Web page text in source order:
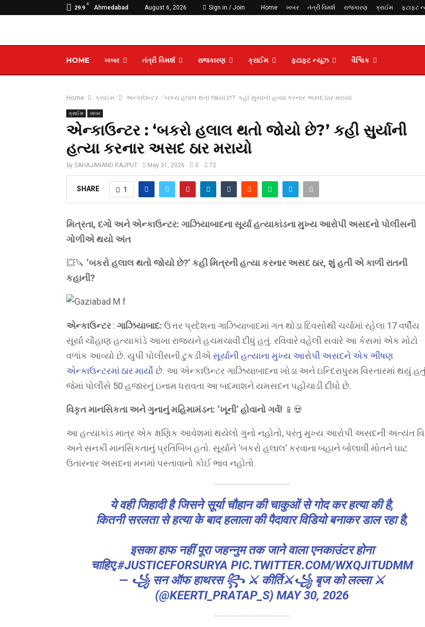
29.9
C
Ahmedabad August 6, 2026 Sign in / Join Home ખબર તંત્રી વિમર્શ રાજકારણ ક્રાઈમ ફટાફટ
HOME ખબર તંત્રી વિમર્શ રાજકારણ ક્રાઈમ ફટાફટ ન્યૂઝ વૈશ્વિક
Home ક્રાઈમ એન્કાઉન્ટર : ‘બકરો હલાલ થતો જોયો છે?’ કહી સુર્યાની હત્યા કરનાર અસદ ઠાર મરાયો
ક્રાઈમ ખબર
એન્કાઉન્ટર : ‘બકરો હલાલ થતો જોયો છે?’ કહી સુર્યાની
હત્યા કરનાર અસદ ઠાર મરાયો
by SAHAJANAND RAJPUT May 31, 2026 0 72
SHARE 1
મિત્રતા, દગો અને એન્કાઉન્ટર: ગાઝિયાબાદના સૂર્યા હત્યાકાંડના મુખ્ય આરોપી અસદનો પોલીસની
ગોળીએ થયો અંત
💥🔪 ‘બકરો હલાલ થતો જોયો છે?’ કહી મિત્રની હત્યા કરનાર અસદ ઠાર, શું હતી એ કાળી રાતની
કહાની?
એન્કાઉન્ટર: ગાઝિયાબાદ: ઉત્તર પ્રદેશના ગાઝિયાબાદમાં ગત થોડા દિવસોથી ચર્ચામાં રહેલા 17 વર્ષીય
સૂર્યા ચૌહાણ હત્યાકાંડે આખા રાજ્યને હચમચાવી દીધું હતું. રવિવારે વહેલી સવારે આ કેસમાં એક મોટો
વળાંક આવ્યો છે. યુપી પોલીસની ટુકડીએસૂર્યાની હત્યાના મુખ્ય આરોપી અસદને એક ભીષણ
એન્કાઉન્ટરમાં ઠાર માર્યોછે. આ એન્કાઉન્ટર ગાઝિયાબાદના ખોડા અને ઇન્દિરાપુરમ વિસ્તારમાં થયું
જેમાં પોલીસે 50 હજારનું ઇનામ ધરાવતા આ બદમાશને યમસદન પહોંચાડી દીધો છે.
વિકૃત માનસિકતા અને ગુનાનું મહિમામંડન: ‘ખૂની’ હોવાનો ગર્વ! 📱💀
આ હત્યાકાંડ માત્ર એક ક્ષણિક આવેશમાં થયેલો ગુનો નહોતો, પરંતુ મુખ્ય આરોપી અસદની અત્યંત
અને સનકી માનસિકતાનું પ્રતિબિંબ હતો. સૂર્યાને ‘બકરો હલાલ’ કરવાના બહાને બોલાવી મોતને ઘાટ
ઉતારનાર અસદના મનમાં પસ્તાવાનો કોઈ ભાવ નહોતો.
ये वही जिहादी है जिसने सूर्या चौहान की चाकुओं से गोद कर हत्या की है,
कितनी सरलता से हत्या के बाद हलाला की पैदावार विडियो बनाकर डाल रहा है,
इसका हाफ नहीं पूरा जहन्नुम तक जाने वाला एनकाउंटर होना
चाहिए,#JUSTICEFORSURYA PIC.TWITTER.COM/WXQJITUDMM
— ꧁ सन ऑफ हाथरस ꧂ ⚔️ कीर्ति⚔️꧁ बृज को लल्ला ⚔️
(@KEERTI_PRATAP_S) MAY 30, 2026